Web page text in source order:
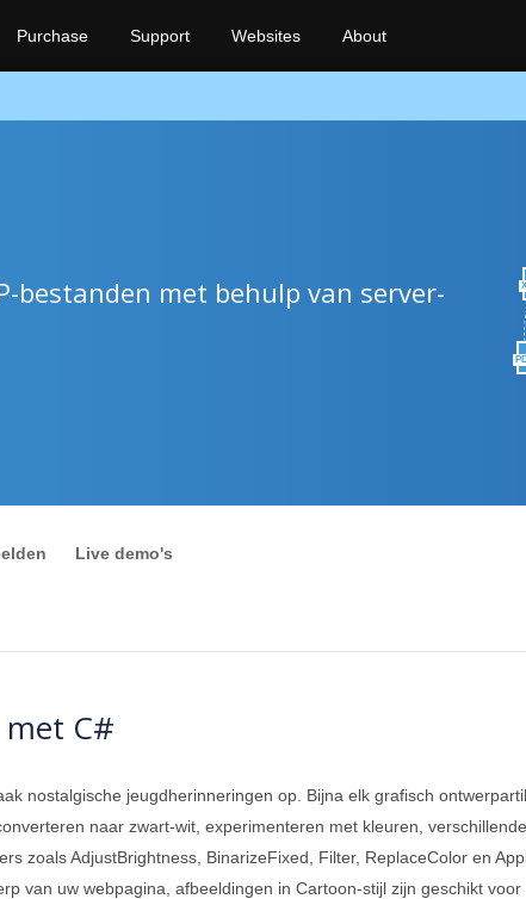
Purchase Support Websites About
bestanden met behulp van server-
Live demo's
C#
nostalgische jeugdherinneringen op. Bijna elk grafisch
naar zwart-wit, experimenteren met kleuren,
zoals AdjustBrightness, BinarizeFixed, Filter, ReplaceColor en
van uw webpagina, afbeeldingen in Cartoon-stijl zijn geschikt